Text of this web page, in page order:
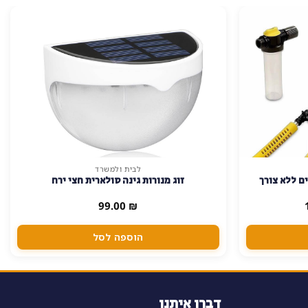
ללא צורך
הוא:
לבית ולמשרד
זוג מנורות גינה סולארית חצי ירח
99.00 ₪
הוספה לסל